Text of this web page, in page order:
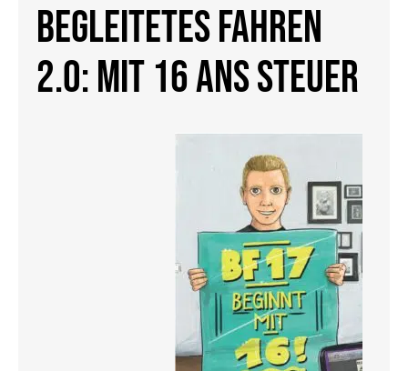
Begleitetes Fahren
2.0: Mit 16 ans Steuer